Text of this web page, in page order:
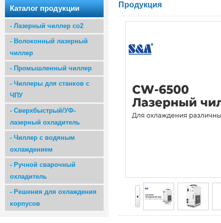
Каталог продукции
- Лазерный чиллер co2
- Волоконный лазерный
чиллер
- Промышленный чиллер
- Чиллеры для станков с
ЧПУ
- Сверхбыстрый/УФ-
лазерный охладитель
- Чиллер с водяным
охлаждением
- Ручной сварочный
охладитель
- Решения для охлаждения
корпусов
Продукция